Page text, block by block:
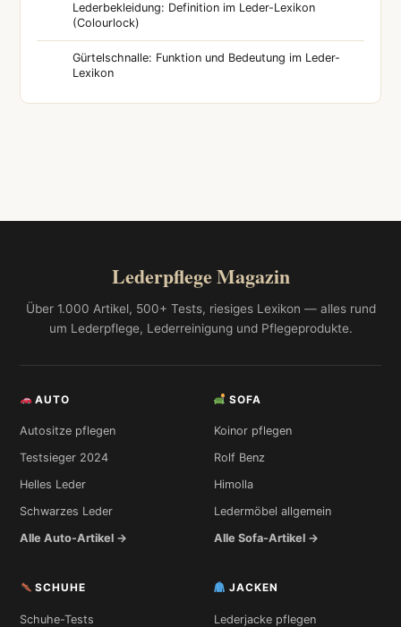
Lederbekleidung: Definition im Leder-Lexikon
(Colourlock)
Gürtelschnalle: Funktion und Bedeutung im Leder-
Lexikon
Lederpflege Magazin
Über 1.000 Artikel, 500+ Tests, riesiges Lexikon — alles rund
um Lederpflege, Lederreinigung und Pflegeprodukte.
AUTO
Autositze pflegen
Testsieger 2024
Helles Leder
Schwarzes Leder
Alle Auto-Artikel →
SOFA
Koinor pflegen
Rolf Benz
Himolla
Ledermöbel allgemein
Alle Sofa-Artikel →
SCHUHE
Schuhe-Tests
JACKEN
Lederjacke pflegen